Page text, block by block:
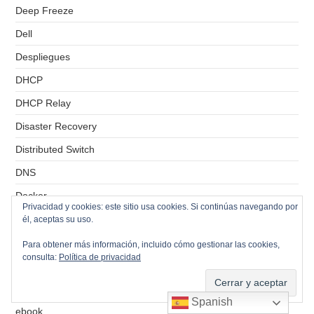
Deep Freeze
Dell
Despliegues
DHCP
DHCP Relay
Disaster Recovery
Distributed Switch
DNS
Docker
Domain Controllers
Dovecot
ebook
Spanish
Privacidad y cookies: este sitio usa cookies. Si continúas navegando por
él, aceptas su uso.
Para obtener más información, incluido cómo gestionar las cookies,
consulta: Política de privacidad